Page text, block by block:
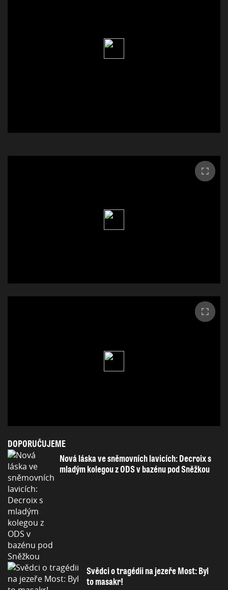
DOPORUČUJEME
Nová láska ve sněmovních lavicích: Decroix s
mladým kolegou z ODS v bazénu pod Sněžkou
Svědci o tragédii na jezeře Most: Byl
to masakr!